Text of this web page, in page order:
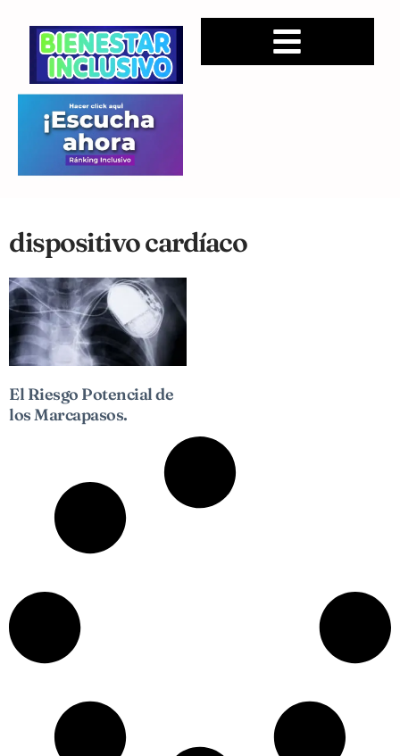
dispositivo cardíaco
El Riesgo Potencial de
los Marcapasos.